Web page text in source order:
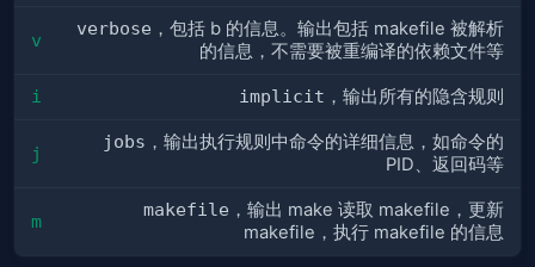
v
verbose ，包括 b 的信息。输出包括 makefile 被解析
的信息，不需要被重编译的依赖文件等
i implicit ，输出所有的隐含规则
j
jobs ，输出执行规则中命令的详细信息，如命令的
PID、返回码等
m
makefile ，输出 make 读取 makefile，更新
makefile，执行 makefile 的信息